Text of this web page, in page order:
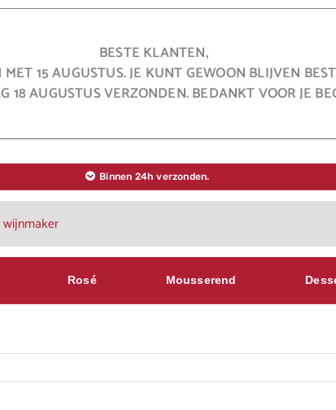
BESTE KLANTEN,
15 AUGUSTUS. JE KUNT GEWOON BLIJVEN
18 AUGUSTUS VERZONDEN. BEDANKT VOOR JE
Binnen 24h verzonden.
Rosé Mousserend